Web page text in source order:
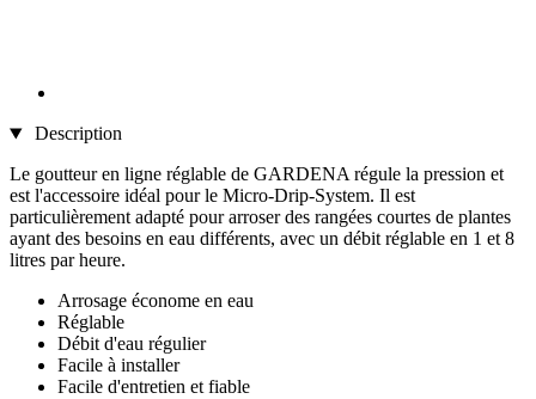
Description
Le goutteur en ligne réglable de GARDENA régule la pression et
est l'accessoire idéal pour le Micro-Drip-System. Il est
particulièrement adapté pour arroser des rangées courtes de plantes
ayant des besoins en eau différents, avec un débit réglable en 1 et 8
litres par heure.
Arrosage économe en eau
Réglable
Débit d'eau régulier
Facile à installer
Facile d'entretien et fiable